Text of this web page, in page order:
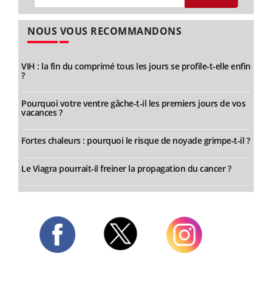
NOUS VOUS RECOMMANDONS
VIH : la fin du comprimé tous les jours se profile-t-elle enfin
?
Pourquoi votre ventre gâche-t-il les premiers jours de vos
vacances ?
Fortes chaleurs : pourquoi le risque de noyade grimpe-t-il ?
Le Viagra pourrait-il freiner la propagation du cancer ?